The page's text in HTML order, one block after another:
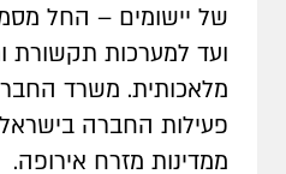
של יישומים – החל
ועד למערכות תקשורת
מלאכותית. משרד
פעילות החברה
ממדינות מזרח אירופה.